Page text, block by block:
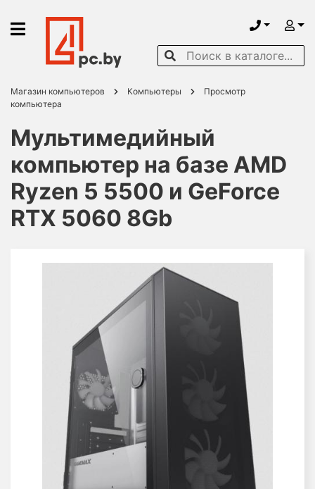
Магазин компьютеров Компьютеры
Просмотр
компьютера
Мультимедийный
компьютер на базе AMD
Ryzen 5 5500 и GeForce
RTX 5060 8Gb